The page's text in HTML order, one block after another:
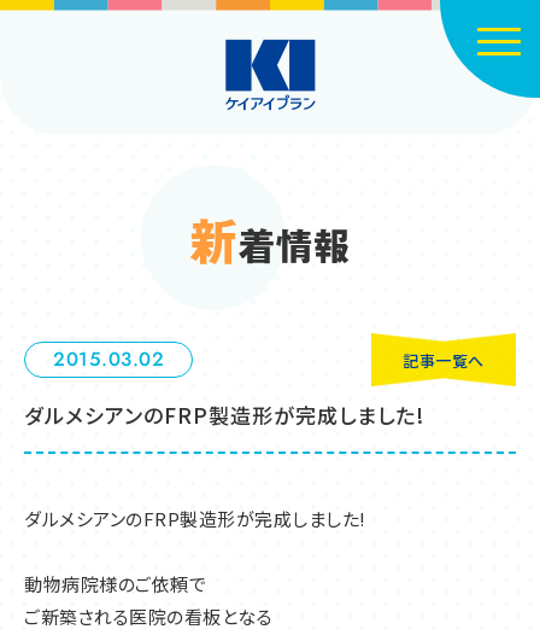
Click
新着情報
2015.03.02 記事一覧へ
ダルメシアンのFRP製造形が完成しました!
ダルメシアンのFRP製造形が完成しました!
動物病院様のご依頼で
ご新築される医院の看板となる